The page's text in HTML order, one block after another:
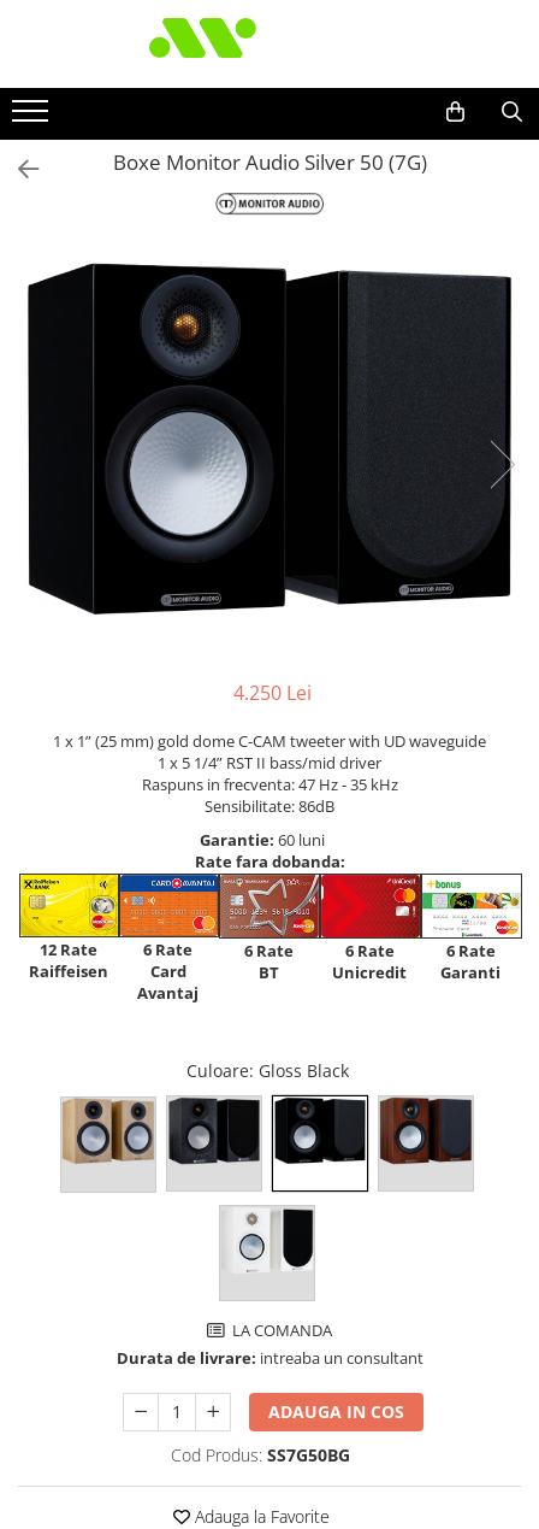
Boxe Monitor Audio Silver 50 (7G)
4.250 Lei
1 x 1” (25 mm) gold dome C-CAM tweeter with UD waveguide
1 x 5 1/4” RST II bass/mid driver
Raspuns in frecventa: 47 Hz - 35 kHz
Sensibilitate: 86dB
Garantie: 60 luni
Rate fara dobanda:
12 Rate
Raiffeisen
6 Rate
Card
Avantaj
6 Rate
BT
6 Rate
Unicredit
6 Rate
Garanti
Culoare: Gloss Black
LA COMANDA
Durata de livrare: intreaba un consultant
ADAUGA IN COS
Cod Produs: SS7G50BG
Adauga la Favorite